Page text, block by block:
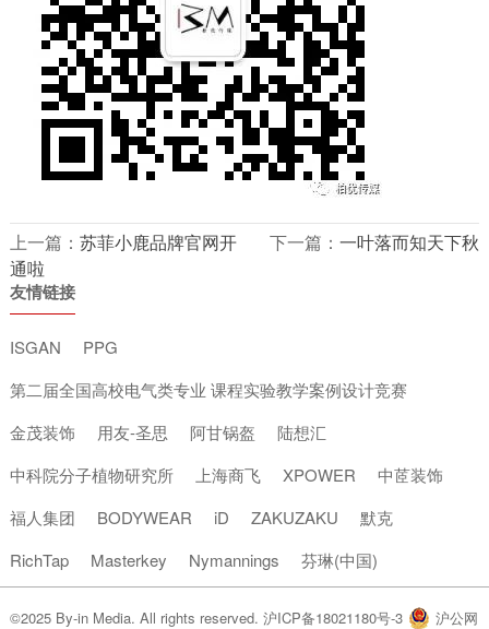
上一篇： 苏菲小鹿品牌官网开
通啦
下一篇：一叶落而知天下秋
友情链接
ISGAN
PPG
第二届全国高校电气类专业 课程实验教学案例设计竞赛
金茂装饰
用友-圣思 阿甘锅盔
陆想汇
中科院分子植物研究所
上海商飞 XPOWER
中茝装饰
福人集团
BODYWEAR iD ZAKUZAKU
默克
RichTap
Masterkey Nymannings 芬琳(中国)
©2025 By-in Media. All rights reserved. 沪ICP备18021180号-3
沪公网